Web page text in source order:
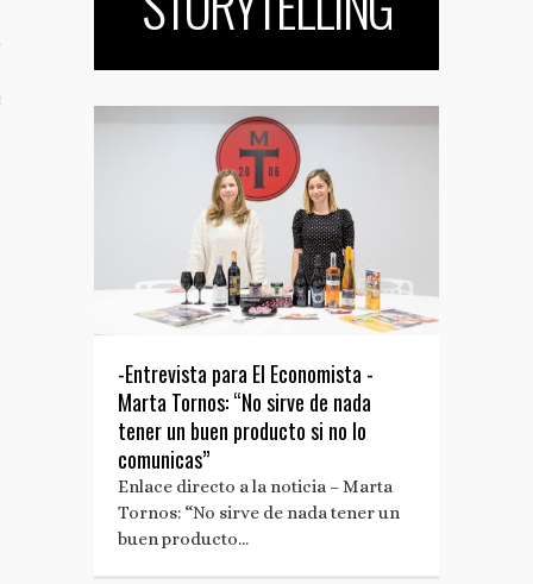
TUS NOTAS DE PRENSA
-Entrevista para El Economista -
Marta Tornos: “No sirve de nada
tener un buen producto si no lo
comunicas”
Enlace directo a la noticia – Marta
Tornos: “No sirve de nada tener un
buen producto…